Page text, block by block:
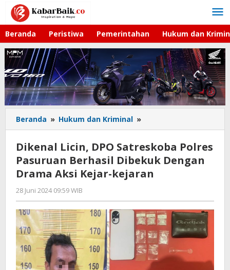
Lewati
konten
Beranda Peristiwa Pemerintahan Hukum dan
Beranda » Hukum dan Kriminal »
Licin,
DPO
Satreskoba
Polres
Pasuruan
Drama
Aksi
Kejar-
kejaran
Dikenal Licin, DPO Satreskoba Polres
Pasuruan Berhasil Dibekuk Dengan
Drama Aksi Kejar-kejaran
28 Juni 2024 09:59 WIB
Faisal